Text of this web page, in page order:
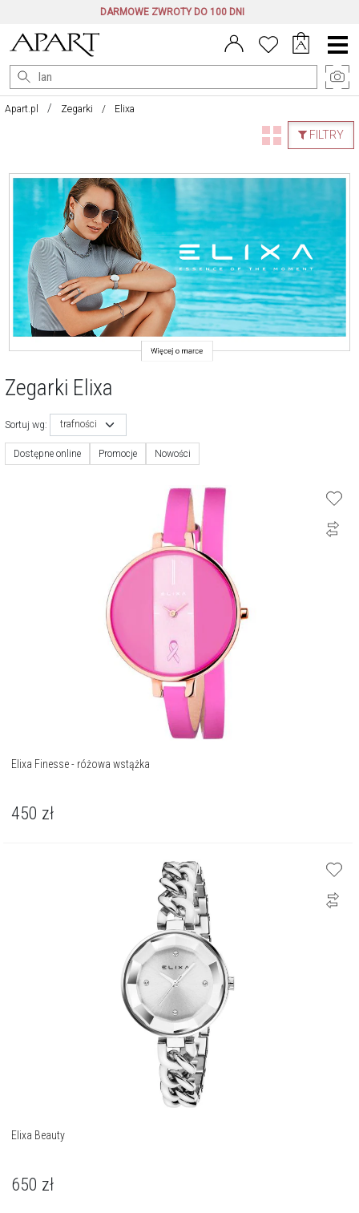
DARMOWE ZWROTY DO 100 DNI
Menu
główne
Apart.pl Zegarki Elixa
FILTRY
Zegarki Elixa
Sortuj wg: trafności
Dostępne online Promocje Nowości
Elixa Finesse - różowa wstążka
450 zł
Elixa Beauty
650 zł